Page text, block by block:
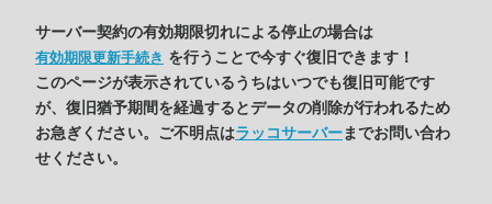
サーバー契約の有効期限切れによる停止の場合は
有効期限更新手続き を行うことで今すぐ復旧できます！
このページが表示されているうちはいつでも復旧可能です
が、復旧猶予期間を経過するとデータの削除が行われるため
お急ぎください。ご不明点はラッコサーバーまでお問い合わ
せください。